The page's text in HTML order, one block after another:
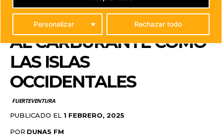
Personalizar Rechazar todo
RECIBA BONIFICACIÓN
AL CARBURANTE COMO
LAS ISLAS
OCCIDENTALES
FUERTEVENTURA
PUBLICADO EL 1 FEBRERO, 2025
POR DUNAS FM